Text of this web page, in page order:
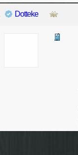
Dotteke